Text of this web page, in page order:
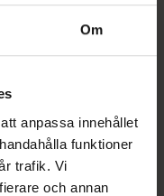
Om
anpassa innehållet
funktioner
trafik. Vi
och annan
kr